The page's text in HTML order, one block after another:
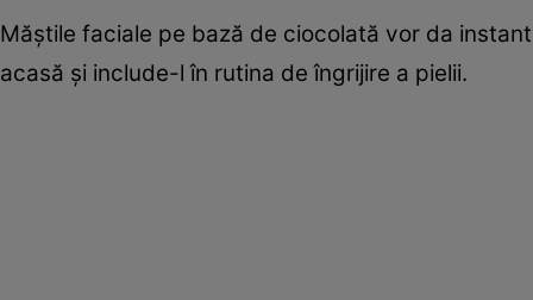
Măştile faciale pe bază de ciocolată vor da
acasă şi include-l în rutina de îngrijire a pielii.